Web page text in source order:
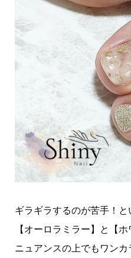
ギラギラするのが苦手！
【オーロラミラー】と【ホ
ニュアンスの上でもワン